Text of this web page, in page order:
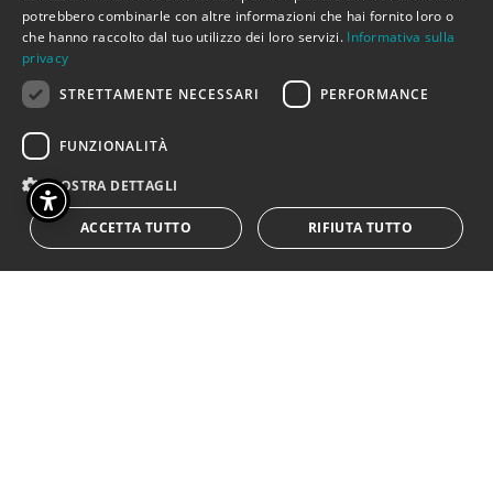
perfino di scegliere quando
l’odio
Il problema della violenza sulle
donne è molto serio e centrale
nella società digitale
profondamente cambiata
ENGLISH
potrebbero combinarle con altre informazioni che hai fornito loro o
che hanno raccolto dal tuo utilizzo dei loro servizi. Informativa sulla
privacy
STRETTAMENTE NECESSARI
PERFORMANCE
FUNZIONALITÀ
MOSTRA DETTAGLI
ACCETTA TUTTO RIFIUTA TUTTO